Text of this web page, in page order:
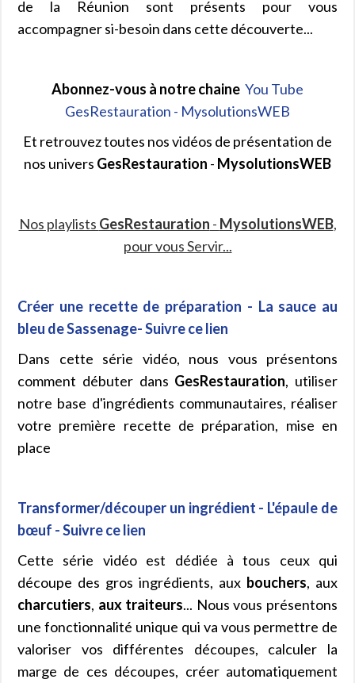
de la Réunion sont présents pour vous
accompagner si-besoin dans cette découverte...
Abonnez-vous à notre chaine You Tube
GesRestauration - MysolutionsWEB
Et retrouvez toutes nos vidéos de présentation de
nos univers GesRestauration - MysolutionsWEB
Nos playlists GesRestauration - MysolutionsWEB,
pour vous Servir...
Créer une recette de préparation - La sauce au
bleu de Sassenage- Suivre ce lien
Dans cette série vidéo, nous vous présentons
comment débuter dans GesRestauration, utiliser
notre base d'ingrédients communautaires, réaliser
votre première recette de préparation, mise en
place
Transformer/découper un ingrédient - L'épaule de
bœuf - Suivre ce lien
Cette série vidéo est dédiée à tous ceux qui
découpe des gros ingrédients, aux bouchers, aux
charcutiers, aux traiteurs... Nous vous présentons
une fonctionnalité unique qui va vous permettre de
valoriser vos différentes découpes, calculer la
marge de ces découpes, créer automatiquement